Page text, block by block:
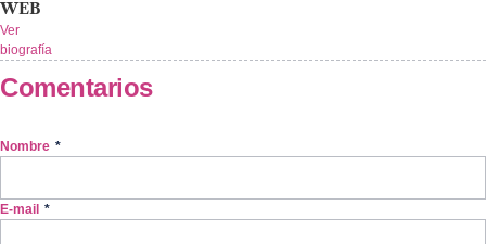
WEB
Ver
biografía
Comentarios
Nombre *
E-mail *